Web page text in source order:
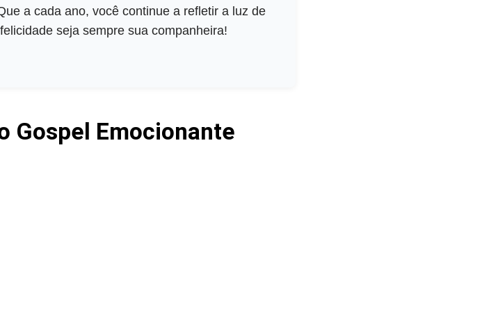
a cada ano, você continue a refletir a luz de
seja sempre sua companheira!
Gospel Emocionante